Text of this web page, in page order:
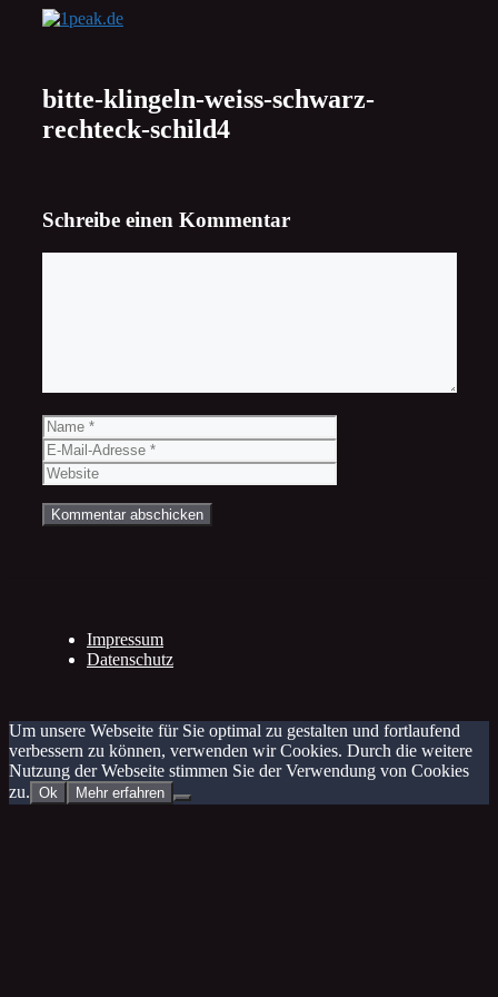
bitte-klingeln-weiss-schwarz-
rechteck-schild4
Schreibe einen Kommentar
Name
Mail-
Adresse
Impressum
Datenschutz
Um unsere Webseite für Sie optimal zu gestalten und fortlaufend
verbessern zu können, verwenden wir Cookies. Durch die weitere
Nutzung der Webseite stimmen Sie der Verwendung von Cookies
zu. Ok Mehr erfahren